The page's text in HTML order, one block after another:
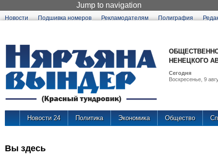
Jump to navigation
Новости Подшивка номеров Рекламодателям Полиграфия
НЕНЕЦКОГО
Сегодня
Воскресенье, 9
Новости 24 Политика Экономика Общество
Вы здесь